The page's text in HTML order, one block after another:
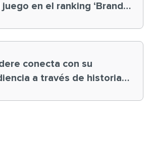
en el ranking ‘Brand
conecta con su
a través de historias